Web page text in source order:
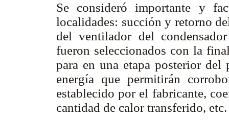
Se consideró importante y
localidades: succión y retorno
del ventilador del
fueron seleccionados con la
para en una etapa posterior del
energía que permitirán
establecido por el fabricante,
cantidad de calor transferido, etc.